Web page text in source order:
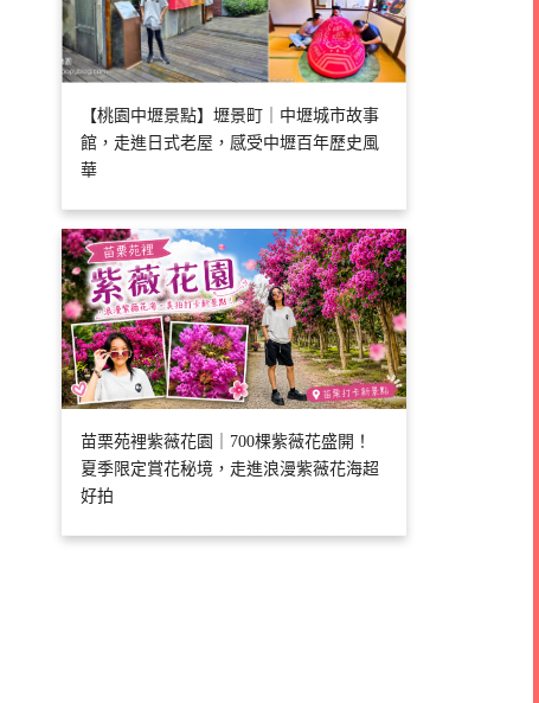
【桃園中壢景點】壢景町｜中壢城市故事
館，走進日式老屋，感受中壢百年歷史風
華
苗栗苑裡紫薇花園｜700棵紫薇花盛開！
夏季限定賞花秘境，走進浪漫紫薇花海超
好拍